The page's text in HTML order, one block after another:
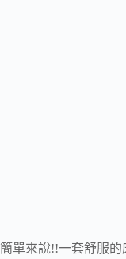
簡單來說!!一套舒服的